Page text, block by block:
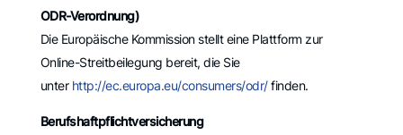
ODR-Verordnung)
Die Europäische Kommission stellt eine Plattform zur
Online-Streitbeilegung bereit, die Sie
unter http://ec.europa.eu/consumers/odr/finden.
Berufshaftpflichtversicherung